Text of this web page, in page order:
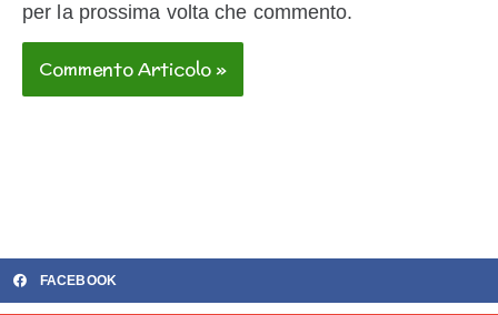
per la prossima volta che commento.
FACEBOOK